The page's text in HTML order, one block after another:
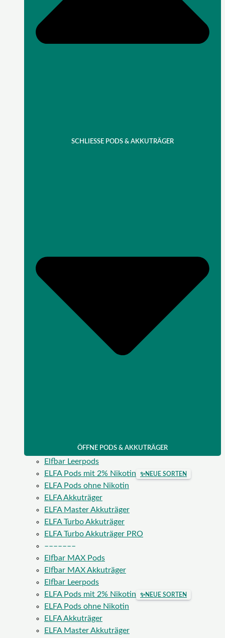
SCHLIESSE PODS & AKKUTRÄGER
ÖFFNE PODS & AKKUTRÄGER
Elfbar Leerpods
ELFA Pods mit 2% Nikotin
✨NEUE SORTEN
ELFA Pods ohne Nikotin
ELFA Akkuträger
ELFA Master Akkuträger
ELFA Turbo Akkuträger
ELFA Turbo Akkuträger PRO
–––––––
Elfbar MAX Pods
Elfbar MAX Akkuträger
Elfbar Leerpods
ELFA Pods mit 2% Nikotin
✨NEUE SORTEN
ELFA Pods ohne Nikotin
ELFA Akkuträger
ELFA Master Akkuträger